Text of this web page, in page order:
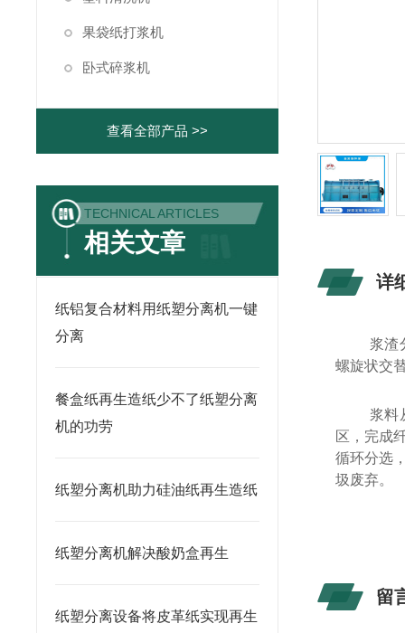
果袋纸打浆机
卧式碎浆机
查看全部产品 >>
TECHNICAL ARTICLES
相关文章
纸铝复合材料用纸塑分离机一键
分离
餐盒纸再生造纸少不了纸塑分离
机的功劳
纸塑分离机助力硅油纸再生造纸
纸塑分离机解决酸奶盒再生
纸塑分离设备将皮革纸实现再生
详
浆渣
螺旋状交
浆料
区，完成
循环分选
圾废弃。
留